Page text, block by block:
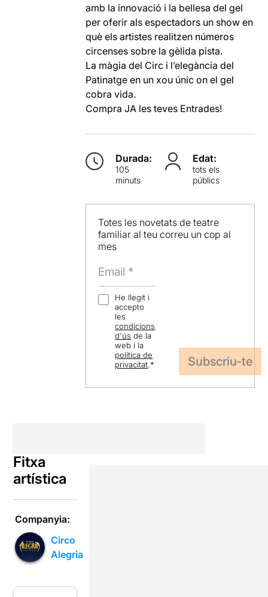
amb la innovació i la bellesa del gel
per oferir als espectadors un show en
què els artistes realitzen números
circenses sobre la gèlida pista.
La màgia del Circ i l’elegància del
Patinatge en un xou únic on el gel
cobra vida.
Compra JA les teves Entrades!
Durada:
105
minuts
Edat:
tots els
públics
Totes les novetats de teatre
familiar al teu correu un cop al
mes
He llegit i
accepto
les
condicions
d'ús de la
web i la
política de
privacitat.*
Fitxa
artística
Companyia:
Circo
Alegria